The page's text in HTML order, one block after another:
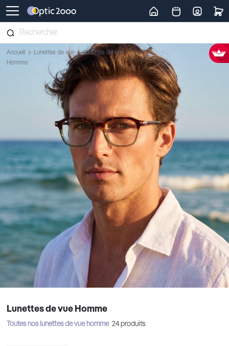
Retour vers la page d'accueil
Accueil Lunettes de vue
Lunettes de vue
Homme
Lunettes de vue Homme
Toutes nos lunettes de vue homme 24produits